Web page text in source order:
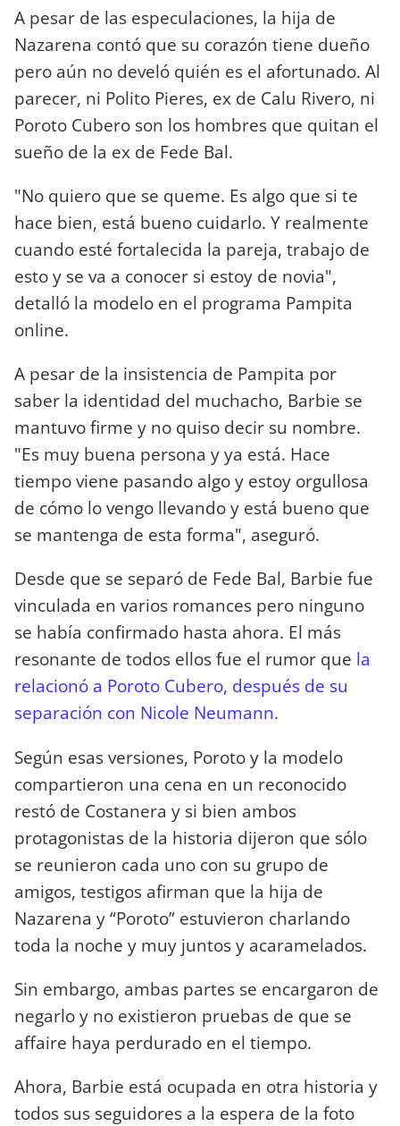
A pesar de las especulaciones, la hija de
Nazarena contó que su corazón tiene dueño
pero aún no develó quién es el afortunado. Al
parecer, ni Polito Pieres, ex de Calu Rivero, ni
Poroto Cubero son los hombres que quitan el
sueño de la ex de Fede Bal.
"No quiero que se queme. Es algo que si te
hace bien, está bueno cuidarlo. Y realmente
cuando esté fortalecida la pareja, trabajo de
esto y se va a conocer si estoy de novia",
detalló la modelo en el programa Pampita
online.
A pesar de la insistencia de Pampita por
saber la identidad del muchacho, Barbie se
mantuvo firme y no quiso decir su nombre.
"Es muy buena persona y ya está. Hace
tiempo viene pasando algo y estoy orgullosa
de cómo lo vengo llevando y está bueno que
se mantenga de esta forma", aseguró.
Desde que se separó de Fede Bal, Barbie fue
vinculada en varios romances pero ninguno
se había confirmado hasta ahora. El más
resonante de todos ellos fue el rumor que la
relacionó a Poroto Cubero, después de su
separación con Nicole Neumann.
Según esas versiones, Poroto y la modelo
compartieron una cena en un reconocido
restó de Costanera y si bien ambos
protagonistas de la historia dijeron que sólo
se reunieron cada uno con su grupo de
amigos, testigos afirman que la hija de
Nazarena y “Poroto” estuvieron charlando
toda la noche y muy juntos y acaramelados.
Sin embargo, ambas partes se encargaron de
negarlo y no existieron pruebas de que se
affaire haya perdurado en el tiempo.
Ahora, Barbie está ocupada en otra historia y
todos sus seguidores a la espera de la foto